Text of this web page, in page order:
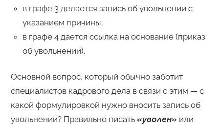
в графе 3 делается запись об увольнении с
указанием причины;
в графе 4 дается ссылка на основание (приказ
об увольнении).
Основной вопрос, который обычно заботит
специалистов кадрового дела в связи с этим — с
какой формулировкой нужно вносить запись об
увольнении? Правильно писать«уволен» или